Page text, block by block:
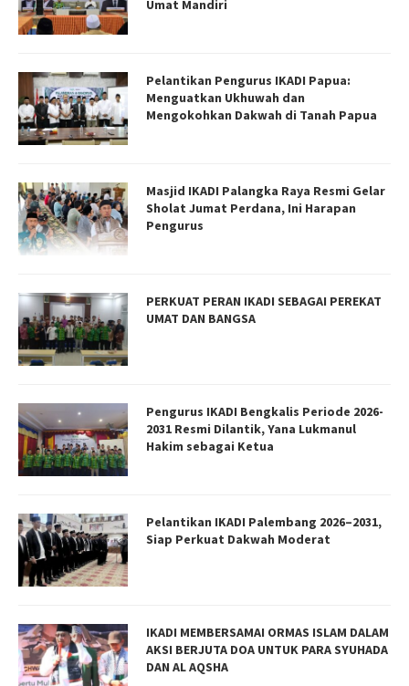
Umat Mandiri
Pelantikan Pengurus IKADI Papua:
Menguatkan Ukhuwah dan
Mengokohkan Dakwah di Tanah Papua
Masjid IKADI Palangka Raya Resmi Gelar
Sholat Jumat Perdana, Ini Harapan
Pengurus
PERKUAT PERAN IKADI SEBAGAI PEREKAT
UMAT DAN BANGSA
Pengurus IKADI Bengkalis Periode 2026-
2031 Resmi Dilantik, Yana Lukmanul
Hakim sebagai Ketua
Pelantikan IKADI Palembang 2026–2031,
Siap Perkuat Dakwah Moderat
IKADI MEMBERSAMAI ORMAS ISLAM DALAM
AKSI BERJUTA DOA UNTUK PARA SYUHADA
DAN AL AQSHA